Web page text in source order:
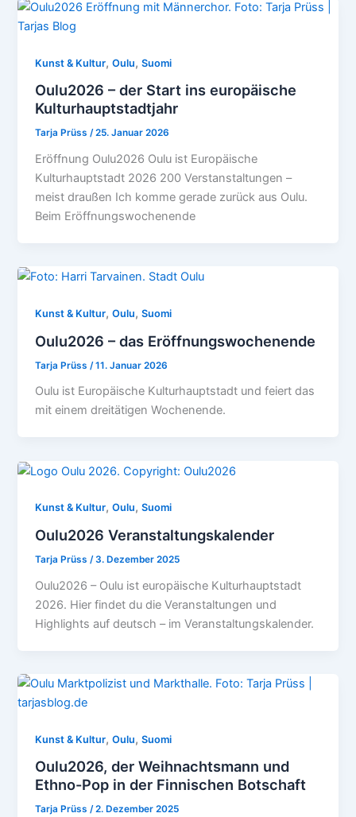
Kunst & Kultur,Oulu,Suomi
Oulu2026 – der Start ins europäische
Kulturhauptstadtjahr
Tarja Prüss/25. Januar 2026
Eröffnung Oulu2026 Oulu ist Europäische
Kulturhauptstadt 2026 200 Verstanstaltungen –
meist draußen Ich komme gerade zurück aus Oulu.
Beim Eröffnungswochenende
Kunst & Kultur,Oulu,Suomi
Oulu2026 – das Eröffnungswochenende
Tarja Prüss /11. Januar 2026
Oulu ist Europäische Kulturhauptstadt und feiert das
mit einem dreitätigen Wochenende.
Kunst & Kultur,Oulu,Suomi
Oulu2026 Veranstaltungskalender
Tarja Prüss/3. Dezember 2025
Oulu2026 – Oulu ist europäische Kulturhauptstadt
2026. Hier findet du die Veranstaltungen und
Highlights auf deutsch – im Veranstaltungskalender.
Kunst & Kultur,Oulu,Suomi
Oulu2026, der Weihnachtsmann und
Ethno-Pop in der Finnischen Botschaft
Tarja Prüss/2. Dezember 2025